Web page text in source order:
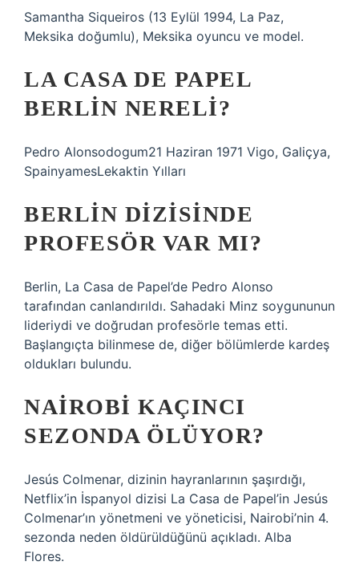
Samantha Siqueiros (13 Eylül 1994, La Paz,
Meksika doğumlu), Meksika oyuncu ve model.
LA CASA DE PAPEL
BERLIN NERELI?
Pedro Alonsodogum21 Haziran 1971 Vigo, Galiçya,
SpainyamesLekaktin Yılları
BERLIN DIZISINDE
PROFESÖR VAR MI?
Berlin, La Casa de Papel’de Pedro Alonso
tarafından canlandırıldı. Sahadaki Minz soygununun
lideriydi ve doğrudan profesörle temas etti.
Başlangıçta bilinmese de, diğer bölümlerde kardeş
oldukları bulundu.
NAIROBI KAÇINCI
SEZONDA ÖLÜYOR?
Jesús Colmenar, dizinin hayranlarının şaşırdığı,
Netflix’in İspanyol dizisi La Casa de Papel’in Jesús
Colmenar’ın yönetmeni ve yöneticisi, Nairobi’nin 4.
sezonda neden öldürüldüğünü açıkladı. Alba
Flores.